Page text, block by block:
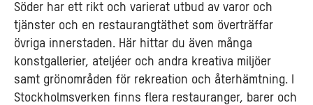
Söder har ett rikt och varierat utbud av varor och
tjänster och en restaurangtäthet som överträffar
övriga innerstaden. Här hittar du även många
konstgallerier, ateljéer och andra kreativa miljöer
samt grönområden för rekreation och återhämtning. I
Stockholmsverken finns flera restauranger, barer och